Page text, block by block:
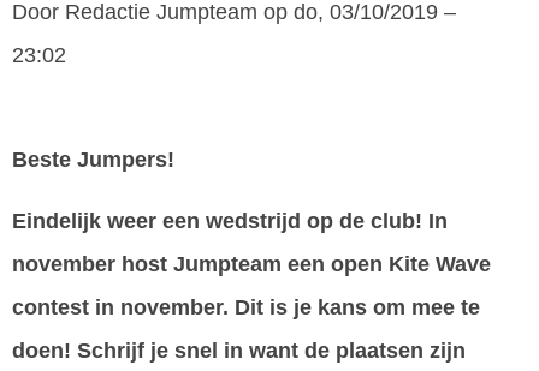
Door Redactie Jumpteam op do, 03/10/2019 –
23:02
Beste Jumpers!
Eindelijk weer een wedstrijd op de club! In
november host Jumpteam een open Kite Wave
contest in november. Dit is je kans om mee te
doen! Schrijf je snel in want de plaatsen zijn